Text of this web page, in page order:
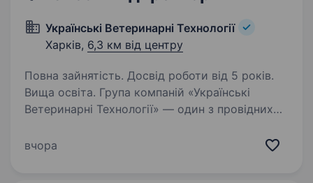
Українські Ветеринарні Технології
Харків, 6,3 км від центру
Повна зайнятість. Досвід роботи від 5 років.
Вища освіта. Група компаній «Українські
Ветеринарні Технології» — один з провідних
ветеринарних препаратів та продуктів для
вчора